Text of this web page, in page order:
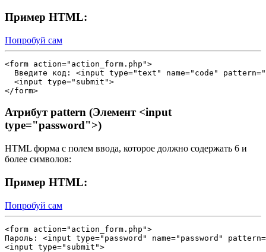
Пример HTML:
Попробуй сам
<form action="action_form.php">
Введите код: <input type="text" name="code"
  <input type="submit">
Атрибут pattern (Элемент <input
type="password">)
HTML форма с полем ввода, которое должно содержать 6 и
более символов:
Пример HTML:
Попробуй сам
<form action="action_form.php">
Пароль: <input type="password" name="password"
<input type="submit">